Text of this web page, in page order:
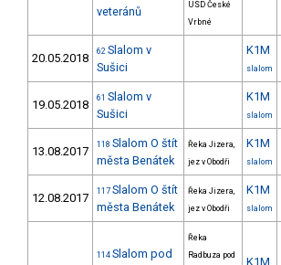
veteránů
USD České
Vrbné
20.05.2018 62 Slalom v
Sušici
K1M
slalom
19.05.2018 61 Slalom v
Sušici
K1M
slalom
13.08.2017 118 Slalom O štít
města Benátek
Řeka Jizera,
jez v Obodři
K1M
slalom
12.08.2017 117 Slalom O štít
města Benátek
Řeka Jizera,
jez v Obodři
K1M
slalom
114 Slalom pod
Řeka
Radbuza pod
K1M